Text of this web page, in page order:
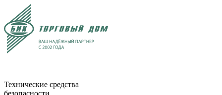
Технические средства
безопасности